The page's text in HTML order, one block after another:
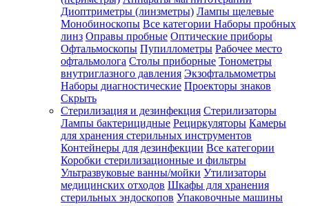
Диоптриметры (линзметры) Лампы щелевые
Монобиноскопы Все категории Наборы пробных
линз Оправы пробные Оптические приборы
Офтальмоскопы Пупиллометры Рабочее место
офтальмолога Столы приборные Тонометры
внутриглазного давления Экзофтальмометры
Наборы диагностические Проекторы знаков
Скрыть
Стерилизация и дезинфекция Стерилизаторы
Лампы бактерицидные Рециркуляторы Камеры
для хранения стерильных инструментов
Контейнеры для дезинфекции Все категории
Коробки стерилизационные и фильтры
Ультразвуковые ванны/мойки Утилизаторы
медицинских отходов Шкафы для хранения
стерильных эндоскопов Упаковочные машины